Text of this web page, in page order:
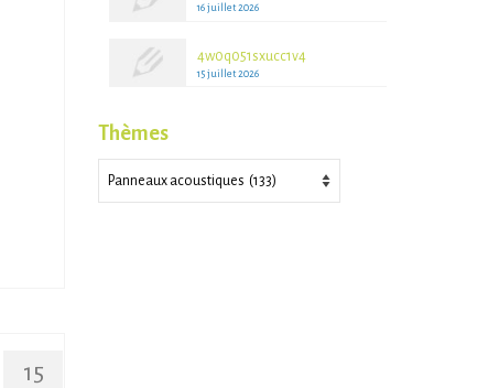
15
16 juillet 2026
4w0q051sxucc1v4
15 juillet 2026
Thèmes